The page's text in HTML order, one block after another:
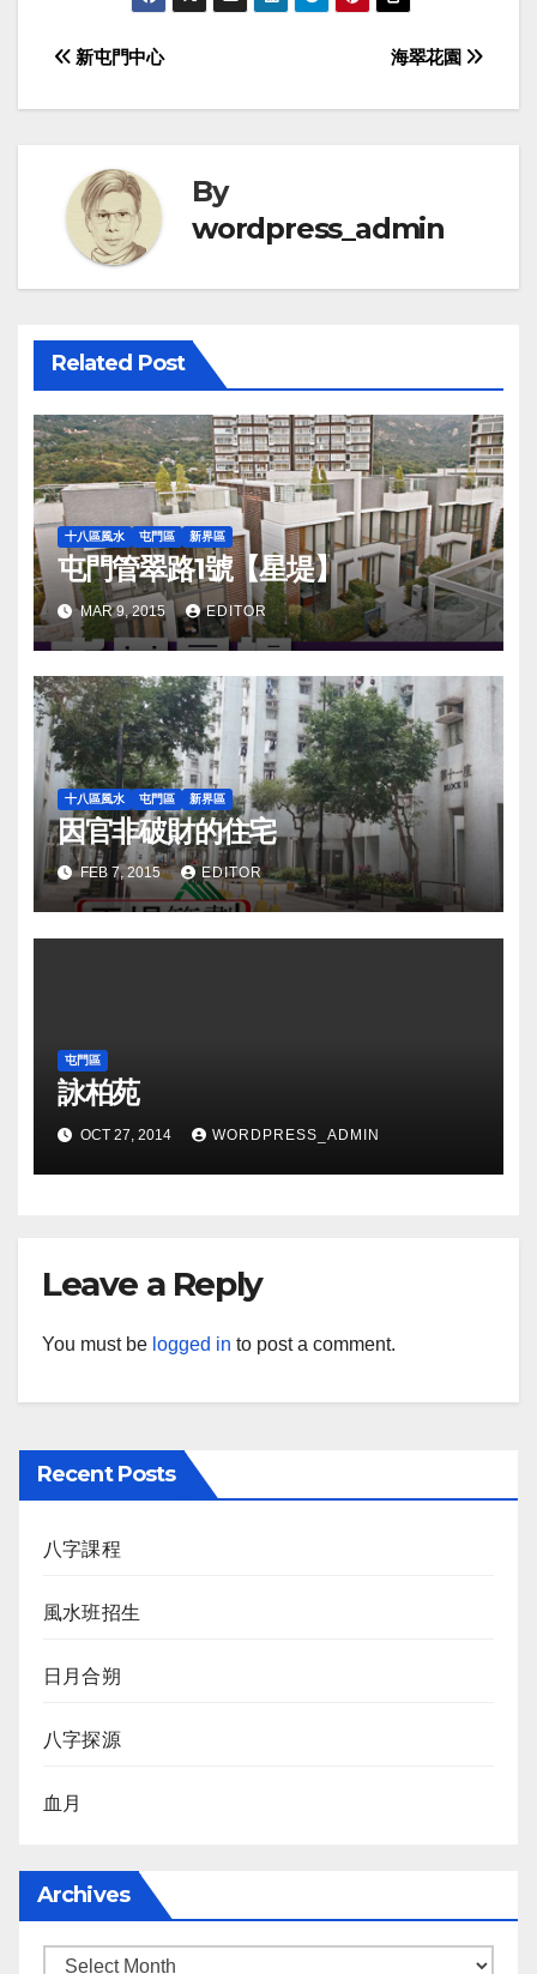
Post
navigation
海翠花園
新屯門中心
By
wordpress_admin
Related Post
十八區風水 屯門區 新界區
屯門管翠路1號【星堤】
MAR 9, 2015 EDITOR
十八區風水 屯門區 新界區
因官非破財的住宅
FEB 7, 2015 EDITOR
屯門區
詠柏苑
OCT 27, 2014 WORDPRESS_ADMIN
Leave a Reply
You must be logged in to post a comment.
Recent Posts
八字課程
風水班招生
日月合朔
八字探源
血月
Archives
Archives